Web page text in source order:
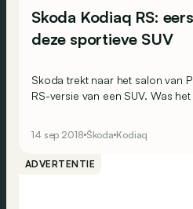
Skoda Kodiaq RS:
deze sportieve SUV
Skoda trekt naar het salon van
RS-versie van een SUV. Was
Octavia, dan valt nu de grote
zijn alvast de eerste details die
14 sep 2018 Škoda Kodiaq
ADVERTENTIE